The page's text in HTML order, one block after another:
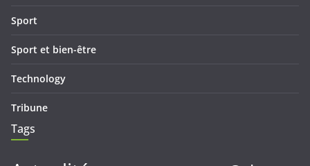
Sport
Sport et bien-être
Technology
Tribune
Tags